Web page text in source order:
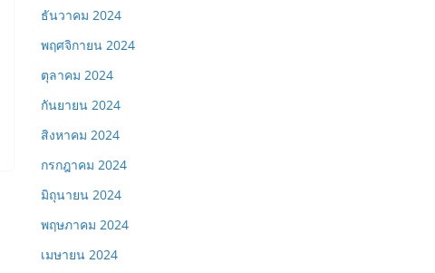
ธันวาคม 2024
พฤศจิกายน 2024
ตุลาคม 2024
กันยายน 2024
สิงหาคม 2024
กรกฎาคม 2024
มิถุนายน 2024
พฤษภาคม 2024
เมษายน 2024